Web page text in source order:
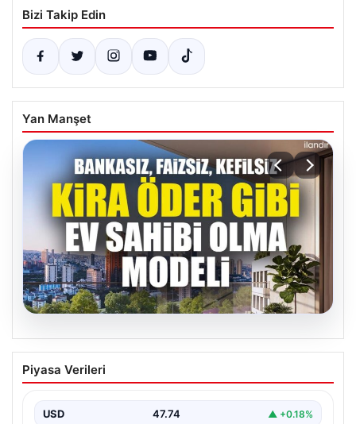
Bizi Takip Edin
Yan Manşet
07.08.2026
DAP Yapı’dan bir ilk! Emlak Konut
güvencesi Dap vizyonuyla kendi
{"title": "DAP Yapı’dan Bir İlk: Güvence ve Vizyonla Kendi
Piyasa Verileri
USD 47.74 ▲ +0.18%